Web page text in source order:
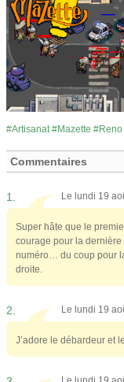
Artisanat Mazette Reno
Commentaires
1. Le lundi 19
Super hâte que le
courage pour la
numéro… du coup pour
droite.
2. Le lundi 19
J’adore le débardeur et